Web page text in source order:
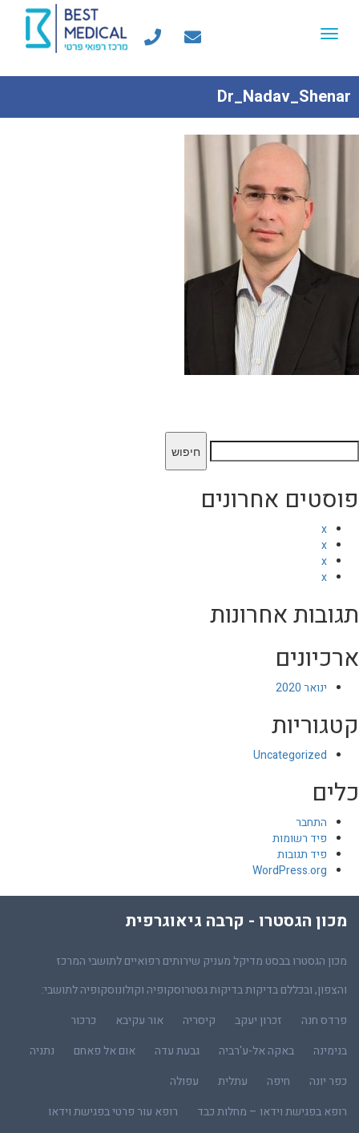
Toggle
Dr_Nadav_Shenar
חיפוש:
פוסטים אחרונים
x
x
x
x
תגובות אחרונות
ארכיונים
ינואר 2020
קטגוריות
Uncategorized
כלים
התחבר
פיד רשומות
פיד תגובות
WordPress.org
מכון הגסטרו - קרבה גיאוגרפית
מכון הגסטרו בבסט מדיקל מעניק שירותים רפואיים לתושבי המרכז
והצפון, ובכללם בדיקות בדיקות גסטרוסקופיה וקולונוסקופיה לתושבי:
פרדס חנה
זכרון יעקב קיסריה אור עקיבא
כרכור
בנימינה
באקה אל-ע'רביה גבעת עדה אום אל פאחם
נתניה
כפר יונה
חיפה עתלית
עפולה
רופא בפגישת וידאו – מחלות כבד
רופא עור פרטי בפגישת וידאו